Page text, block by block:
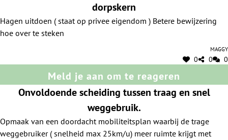
dorpskern
Hagen uitdoen ( staat op privee eigendom ) Betere bewijzering
hoe over te steken
Maggy
0 0 0
Meld je aan om te reageren
Onvoldoende scheiding tussen traag en snel
weggebruik.
Opmaak van een doordacht mobiliteitsplan waarbij de trage
weggebruiker ( snelheid max 25km/u) meer ruimte krijgt met